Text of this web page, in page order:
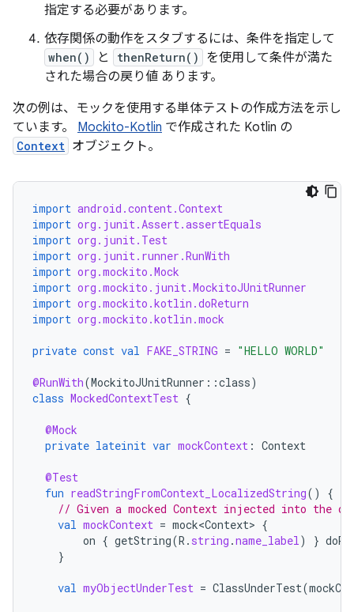
指定する必要があります。
依存関係の動作をスタブするには、条件を指定して
when() と thenReturn()
を使用して条件が満た
された場合の戻り値 あります。
次の例は、モックを使用する単体テストの作成方法を示し
ています。 Mockito-Kotlin で作成された Kotlin の
Context オブジェクト。
import android.content.Context
import org.junit.Assert.assertEquals
import org.junit.Test
import org.junit.runner.RunWith
import org.mockito.Mock
import org.mockito.junit.MockitoJUnitRunner
import org.mockito.kotlin.doReturn
import org.mockito.kotlin.mock
private const val FAKE_STRING = "HELLO WORLD"
@RunWith(MockitoJUnitRunner ::class)
class MockedContextTest {
@Mock
private lateinit var mockContext : Context
@Test
fun readStringFromContext_LocalizedString()
{
// Given a mocked Context injected into the
val mockContext = mock<Context> {
on { getString(R . string .name_label) }
}
val myObjectUnderTest = ClassUnderTest(